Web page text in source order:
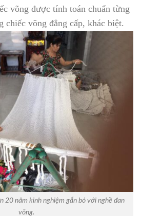
võng được tính toán chuẩn từng
chiếc võng đẳng cấp, khác biệt.
20 năm kinh nghiệm gắn bó với nghề đan
võng.